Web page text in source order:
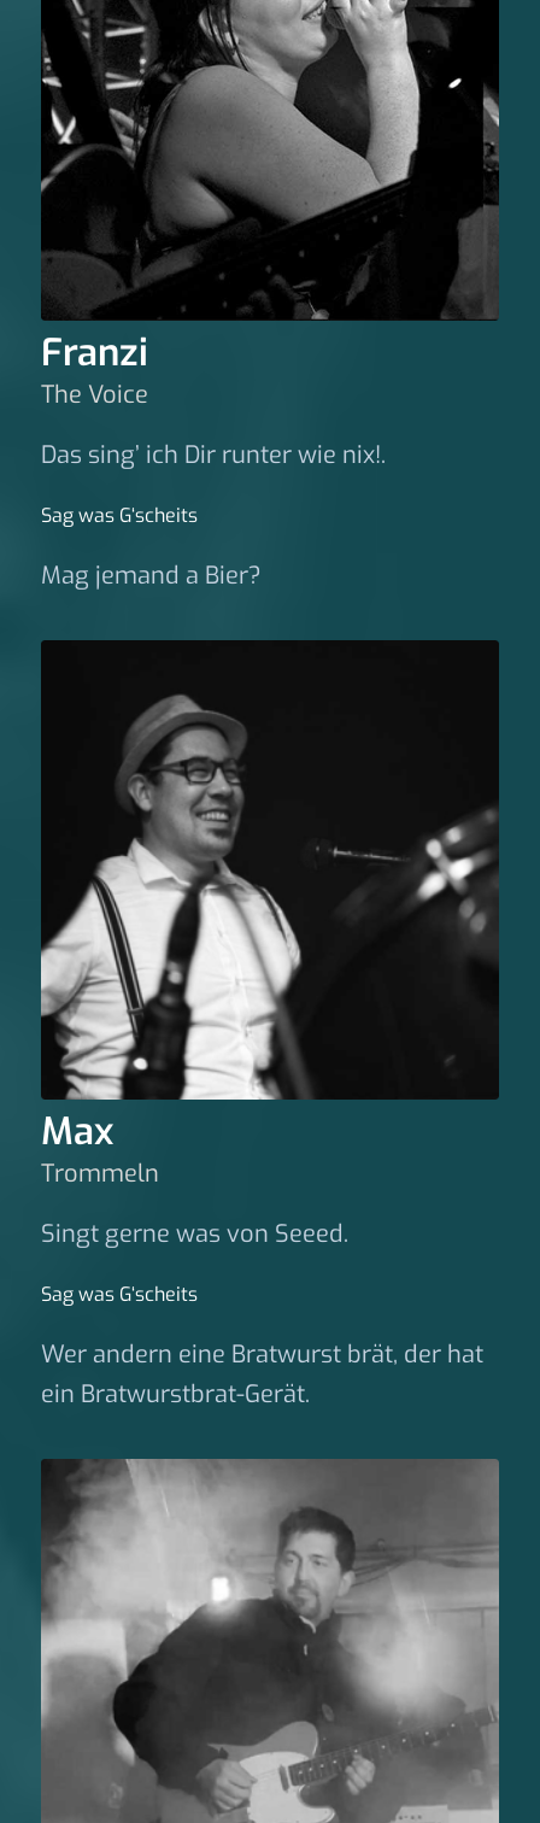
Franzi
The Voice
Das sing’ ich Dir runter wie nix!.
Sag was G‘scheits
Mag jemand a Bier?
Max
Trommeln
Singt gerne was von Seeed.
Sag was G‘scheits
Wer andern eine Bratwurst brät, der hat
ein Bratwurstbrat-Gerät.